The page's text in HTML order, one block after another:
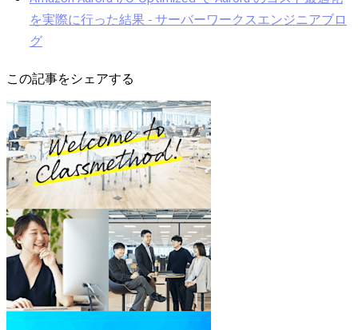
を実際に行った結果 - サーバーワークスエンジニアブロ
グ
この記事をシェアする